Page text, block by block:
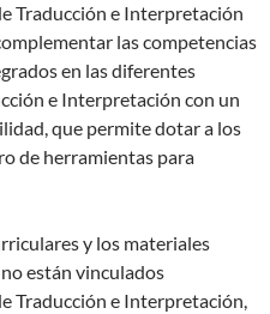
Traducción e Interpretación
las competencias
en las diferentes
e Interpretación con un
que permite dotar a los
de herramientas para
y los materiales
están vinculados
Traducción e Interpretación,